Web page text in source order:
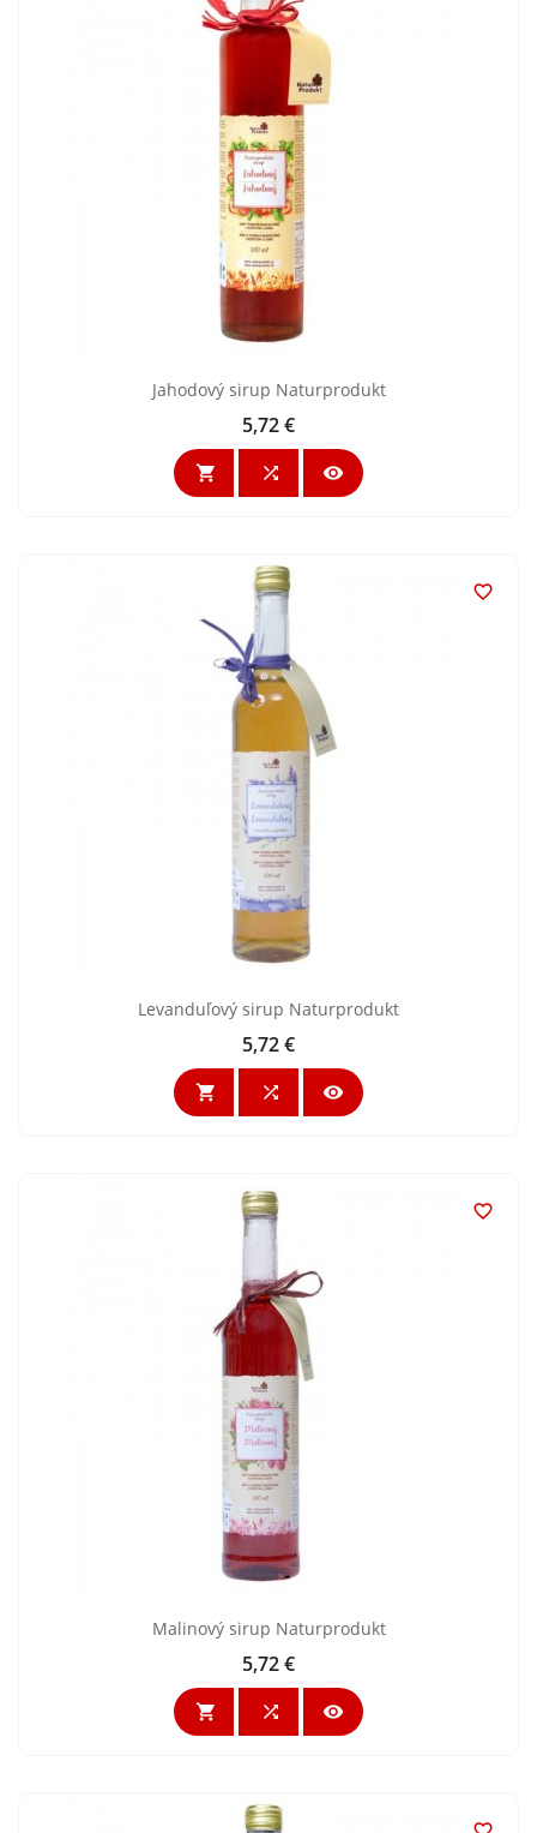
Jahodový sirup Naturprodukt
Cena
5,72 €
  

Levanduľový sirup Naturprodukt
Cena
5,72 €
  

Malinový sirup Naturprodukt
Cena
5,72 €
  